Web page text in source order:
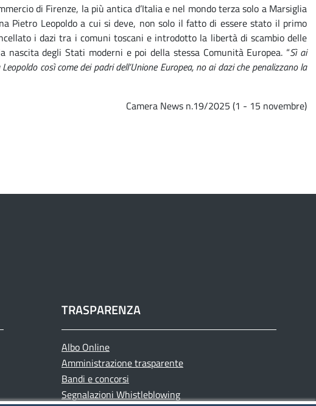
di Firenze, la più antica d’Italia e nel mondo terza solo a Marsiglia
Pietro Leopoldo a cui si deve, non solo il fatto di essere stato il primo
i dazi tra i comuni toscani e introdotto la libertà di scambio delle
degli Stati moderni e poi della stessa Comunità Europea. “Sì ai
così come dei padri dell’Unione Europea, no ai dazi che penalizzano la
Camera News n.19/2025 (1 - 15 novembre)
TRASPARENZA
Albo Online
Amministrazione trasparente
Bandi e concorsi
Segnalazioni Whistleblowing